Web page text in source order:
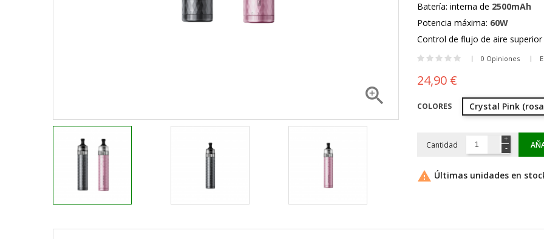

Batería: interna de 2500mAh
Potencia máxima: 60W
Control de flujo de aire superior
0 Opiniones
24,90 €
COLORES Crystal Pink
Cantidad
 Últimas unidades en